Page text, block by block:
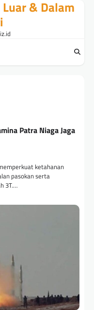
& Dalam
Patra Niaga Jaga
ketahanan
pasokan serta
3T.…